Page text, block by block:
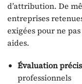
d’attribution. De
entreprises
exigées pour ne
aides.
Évaluation
professionnels